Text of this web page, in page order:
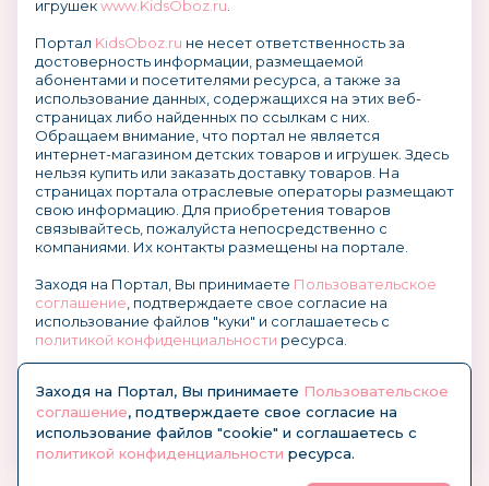
игрушекwww.KidsOboz.ru
Портал KidsOboz.ru не несет ответственность за
достоверность информации, размещаемой
абонентами и посетителями ресурса, а также за
использование данных, содержащихся на этих веб-
страницах либо найденных по ссылкам с них.
Обращаем внимание, что портал не является
интернет-магазином детских товаров и игрушек. Здесь
нельзя купить или заказать доставку товаров. На
страницах портала отраслевые операторы размещают
свою информацию. Для приобретения товаров
связывайтесь, пожалуйста непосредственно с
компаниями. Их контакты размещены на портале.
Заходя на Портал, Вы принимаете Пользовательское
соглашение , подтверждаете свое согласие на
использование файлов "куки" и соглашаетесь с
политикой конфиденциальности ресурса.
Заходя на Портал, Вы принимаете Пользовательское
соглашение, подтверждаете свое согласие на
использование файлов "cookie" и соглашаетесь с
политикой конфиденциальности ресурса.